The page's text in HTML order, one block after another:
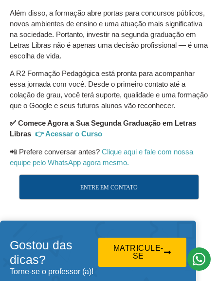
Além disso, a formação abre portas para concursos públicos,
novos ambientes de ensino e uma atuação mais significativa
na sociedade. Portanto, investir na segunda graduação em
Letras Libras não é apenas uma decisão profissional — é uma
escolha de vida.
A R2 Formação Pedagógica está pronta para acompanhar
essa jornada com você. Desde o primeiro contato até a
colação de grau, você terá suporte, qualidade e uma formação
que o Google e seus futuros alunos vão reconhecer.
✅ Comece Agora a Sua Segunda Graduação em Letras
Libras 👉 Acessar o Curso
📲 Prefere conversar antes? Clique aqui e fale com nossa
equipe pelo WhatsApp agora mesmo.
ENTRE EM CONTATO
Gostou das
dicas?
Torne-se o professor (a)!
MATRICULE-
SE